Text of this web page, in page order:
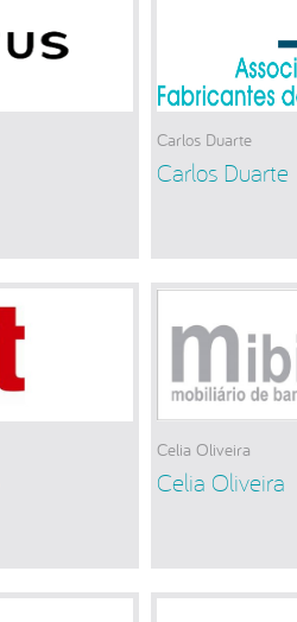
Carlos Duarte
Carlos Duarte
Celia Oliveira
Celia Oliveira